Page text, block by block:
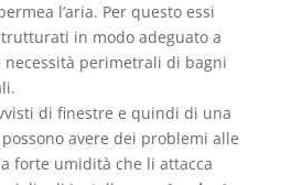
l’aria. Per questo essi
in modo adeguato a
perimetrali di bagni
di finestre e quindi di una
avere dei problemi alle
forte umidità che li attacca